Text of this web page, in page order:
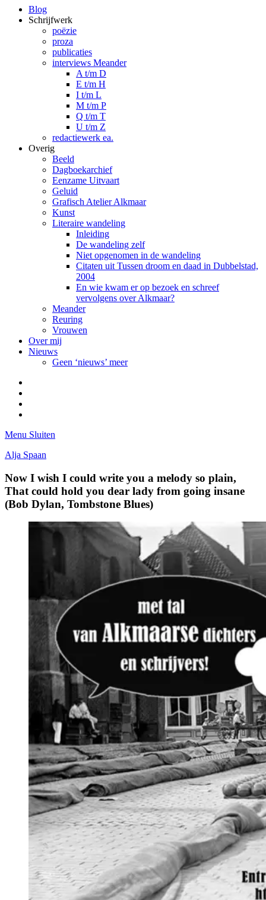
Blog
Schrijfwerk
poëzie
proza
publicaties
interviews Meander
A t/m D
E t/m H
I t/m L
M t/m P
Q t/m T
U t/m Z
redactiewerk ea.
Overig
Beeld
Dagboekarchief
Eenzame Uitvaart
Geluid
Grafisch Atelier Alkmaar
Kunst
Literaire wandeling
Inleiding
De wandeling zelf
Niet opgenomen in de wandeling
Citaten uit Tussen droom en daad in Dubbelstad,
2004
En wie kwam er op bezoek en schreef
vervolgens over Alkmaar?
Meander
Reuring
Vrouwen
Over mij
Nieuws
Geen ‘nieuws’ meer
Menu Sluiten
Alja Spaan
Now I wish I could write you a melody so plain,
That could hold you dear lady from going insane
(Bob Dylan, Tombstone Blues)